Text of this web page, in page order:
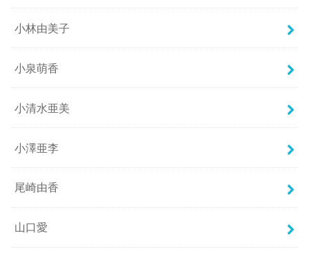
小林由美子
小泉萌香
小清水亜美
小澤亜李
尾崎由香
山口愛